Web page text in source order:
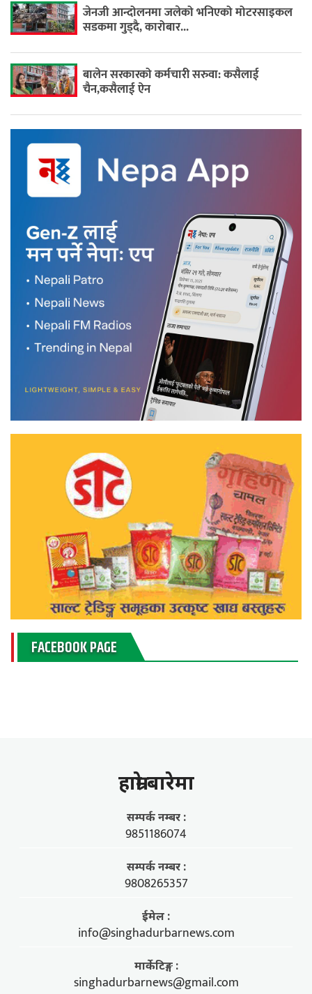
जेनजी आन्दोलनमा जलेको भनिएको मोटरसाइकल
सडकमा गुड्दै, कारोबार...
बालेन सरकारको कर्मचारी सरुवा: कसैलाई
चैन,कसैलाई ऐन
FACEBOOK PAGE
हाम्राे बारेमा
सम्पर्क नम्बर :
9851186074
सम्पर्क नम्बर :
9808265357
ईमेल :
info@singhadurbarnews.com
मार्केटिङ्ग :
singhadurbarnews@gmail.com